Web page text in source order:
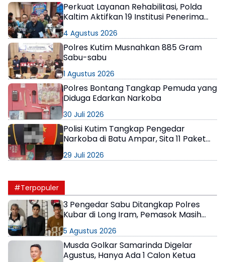
Perkuat Layanan Rehabilitasi, Polda
Kaltim Aktifkan 19 Institusi Penerima
4 Agustus 2026
Polres Kutim Musnahkan 885 Gram
Sabu-sabu
1 Agustus 2026
Polres Bontang Tangkap Pemuda yang
Diduga Edarkan Narkoba
30 Juli 2026
Polisi Kutim Tangkap Pengedar
Narkoba di Batu Ampar, Sita 11 Paket
29 Juli 2026
#Terpopuler
3 Pengedar Sabu Ditangkap Polres
Kubar di Long Iram, Pemasok Masih
5 Agustus 2026
Musda Golkar Samarinda Digelar
Agustus, Hanya Ada 1 Calon Ketua